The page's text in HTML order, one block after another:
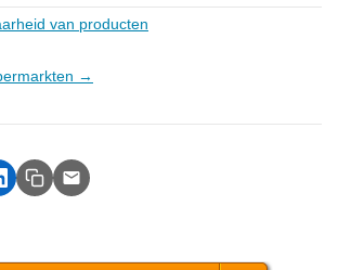
van producten
→